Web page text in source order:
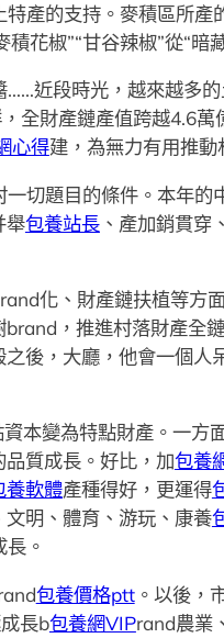
產的支持。麥積區所產
花椒”“甘谷辣椒”從“暗
近段時光，越來越多
全財產鏈產值跨越4.6
心得建，為無力有用推動
切題目的條件。本年的
舉包養站長、產加銷貫穿
化、財產鏈扶植等方
brand，推進村落財產全
後，大廳，他會一個人
本變為特點財產。一方
質成長。好比，加包養
養軟體產種得好，更運得
文明、體育、游玩、康養
。
包養價格ptt。以後，
長b包養網VIPrand農業